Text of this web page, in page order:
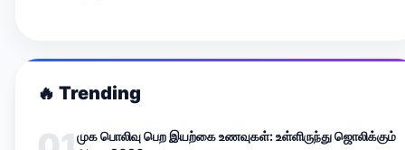
🔥 Trending
முக பொலிவு பெற இயற்கை உணவுகள்: உள்ளிருந்து ஜொலிக்கும்